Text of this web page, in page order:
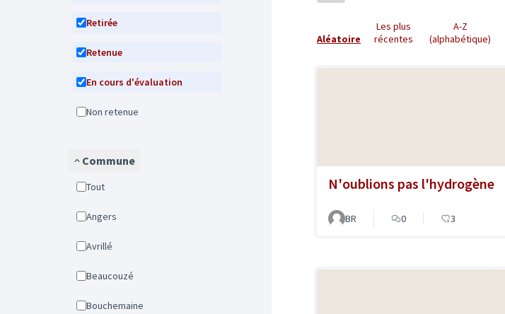
Retirée
Retenue
En cours d'évaluation
Non retenue
Commune
Tout
Angers
Avrillé
Beaucouzé
Bouchemaine
Aléatoire
Les plus
récentes
A-Z
(alphabétique)
N'oublions pas l'hydrogène
BR 0 3